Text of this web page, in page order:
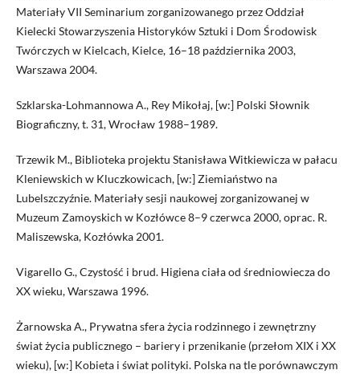
Materiały VII Seminarium zorganizowanego przez Oddział
Kielecki Stowarzyszenia Historyków Sztuki i Dom Środowisk
Twórczych w Kielcach, Kielce, 16–18 października 2003,
Warszawa 2004.
Szklarska-Lohmannowa A., Rey Mikołaj, [w:] Polski Słownik
Biograficzny, t. 31, Wrocław 1988–1989.
Trzewik M., Biblioteka projektu Stanisława Witkiewicza w pałacu
Kleniewskich w Kluczkowicach, [w:] Ziemiaństwo na
Lubelszczyźnie. Materiały sesji naukowej zorganizowanej w
Muzeum Zamoyskich w Kozłówce 8–9 czerwca 2000, oprac. R.
Maliszewska, Kozłówka 2001.
Vigarello G., Czystość i brud. Higiena ciała od średniowiecza do
XX wieku, Warszawa 1996.
Żarnowska A., Prywatna sfera życia rodzinnego i zewnętrzny
świat życia publicznego – bariery i przenikanie (przełom XIX i XX
wieku), [w:] Kobieta i świat polityki. Polska na tle porównawczym